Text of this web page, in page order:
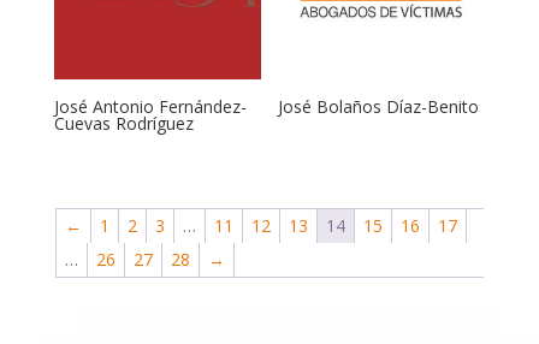
José Antonio Fernández-
Cuevas Rodríguez
José Bolaños Díaz-Benito
← 1 2 3 … 11 12 13 14 15 16
17
…
26 27 28 →